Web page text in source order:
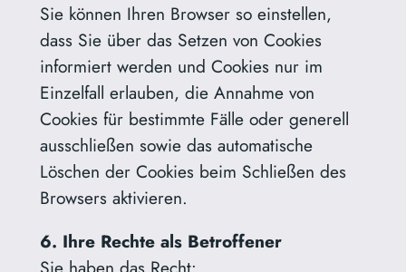
Sie können Ihren Browser so einstellen,
dass Sie über das Setzen von Cookies
informiert werden und Cookies nur im
Einzelfall erlauben, die Annahme von
Cookies für bestimmte Fälle oder generell
ausschließen sowie das automatische
Löschen der Cookies beim Schließen des
Browsers aktivieren.
6. Ihre Rechte als Betroffener